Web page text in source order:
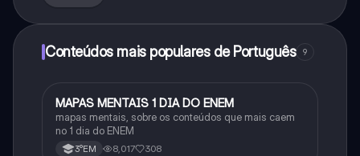
Conteúdos mais populares de Português 9
Português
MAPAS MENTAIS 1 DIA DO ENEM
mapas mentais, sobre os conteúdos que mais caem
no 1 dia do ENEM
3°EM 8,017 308